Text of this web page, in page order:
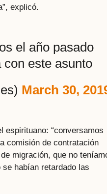
explicó.
el año pasado
este asunto
March 30,
“conversamos
comisión de contratación
migración, que no
habían retardado las